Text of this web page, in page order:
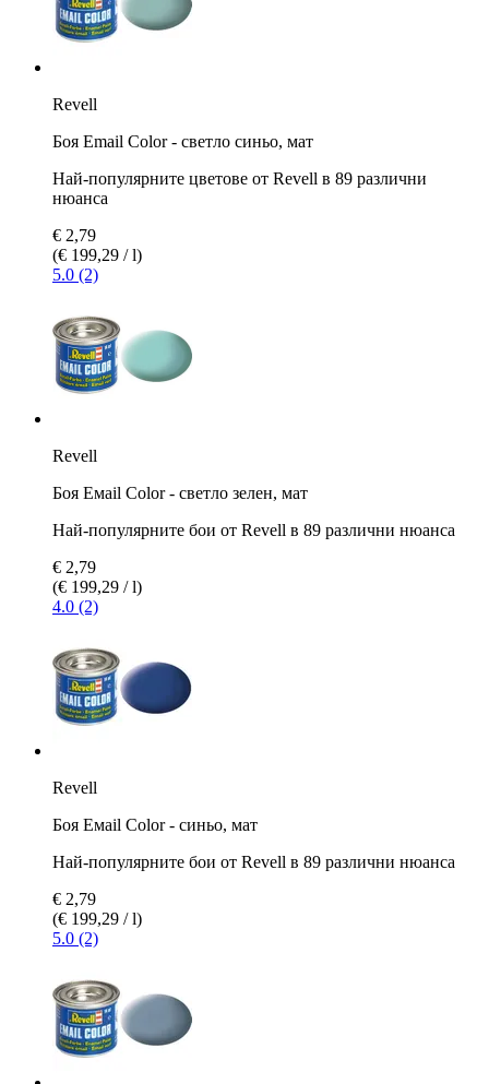
Revell
Боя Email Color - светло синьо, мат
Най-популярните цветове от Revell в 89 различни
нюанса
€ 2,79
(€ 199,29 / l)
5.0 (2)
Revell
Боя Емаil Color - светло зелен, мат
Най-популярните бои от Revell в 89 различни нюанса
€ 2,79
(€ 199,29 / l)
4.0 (2)
Revell
Боя Емаil Color - синьо, мат
Най-популярните бои от Revell в 89 различни нюанса
€ 2,79
(€ 199,29 / l)
5.0 (2)